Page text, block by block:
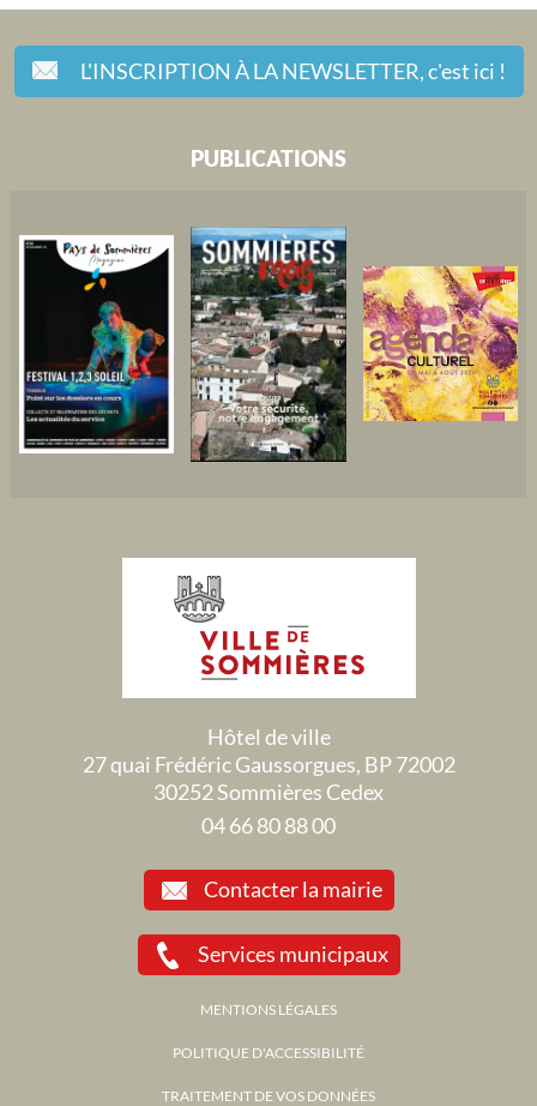
L'INSCRIPTION À LA NEWSLETTER,c'est ici !
PUBLICATIONS
Hôtel de ville
27 quai Frédéric Gaussorgues, BP 72002
30252 Sommières Cedex
04 66 80 88 00
Contacter la mairie
Services municipaux
MENTIONS LÉGALES
POLITIQUE D'ACCESSIBILITÉ
TRAITEMENT DE VOS DONNÉES